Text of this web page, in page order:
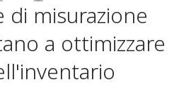
di misurazione
a ottimizzare